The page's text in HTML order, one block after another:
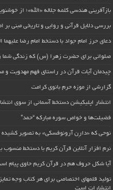
بازآفرینی هندسی کلمه جلاله «الله»؛ از
بررسی دلایل قرآنی و روایی و تاریخی مبنی
دعای حرز امام جواد با دستخط امام رضا
صلواتی برای حضرت زهرا (س) که زندگی شما
چیدمان آیات قرآن در راستای فهم مهدویت و
گزارشی از موزه حرم بانوی کرامت
انتشار اپلیکیشن دستخط آسمانی از سوی
فضیلت‌ها و خواص سوره مبارکه “حمد”
نوحی که «دارِن آرونوفسکی» به تصویر
نرم افزار آنلاین قرآن کریم با دستخط
آیا شکل حروف هم در قرآن کریم حاوی پیام
تولید قلمهای اختصاصی برای هر کتاب وجه
انتشارات است